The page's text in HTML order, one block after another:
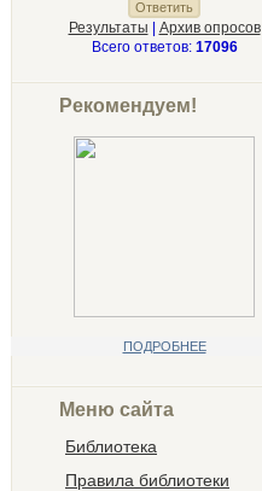
Результаты
Архив опросов
Всего ответов: 17096
Рекомендуем!
ПОДРОБНЕЕ
Меню сайта
Библиотека
Правила библиотеки